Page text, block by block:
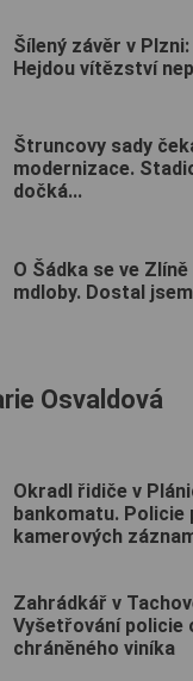
Šílený závěr v
Hejdou vítězství
Štruncovy sady
modernizace.
dočká...
O Šádka se ve
mdloby. Dostal
Osvaldová
Okradl řidiče v
bankomatu. Policie
kamerových
Zahrádkář v
Vyšetřování policie
chráněného viníka